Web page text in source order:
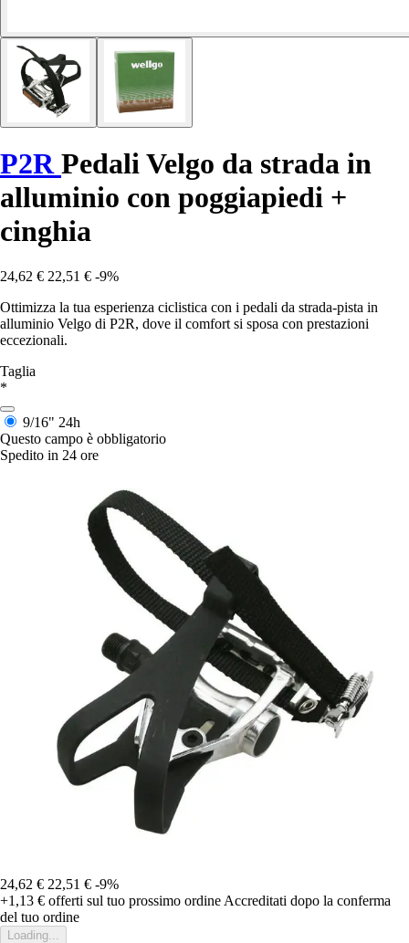
P2RPedali Velgo da strada in
alluminio con poggiapiedi +
cinghia
24,62 € 22,51 € -9%
Ottimizza la tua esperienza ciclistica con i pedali da strada-pista in
alluminio Velgo di P2R, dove il comfort si sposa con prestazioni
eccezionali.
Taglia
*
9/16" 24h
Questo campo è obbligatorio
Spedito in 24 ore
24,62 € 22,51 € -9%
+1,13 € offerti sul tuo prossimo ordine Accreditati dopo la conferma
del tuo ordine
Loading...